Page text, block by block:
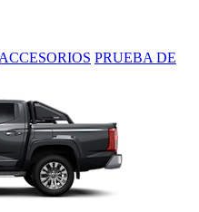
ACCESORIOS PRUEBA DE